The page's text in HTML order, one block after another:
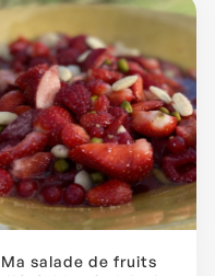
Ma salade de fruits